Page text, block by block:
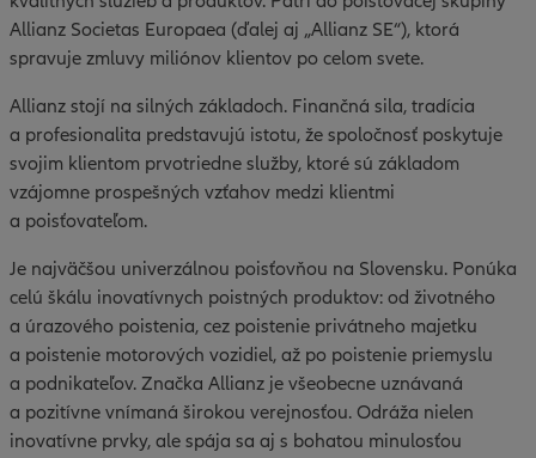
Allianz Societas Europaea (ďalej aj „Allianz SE“), ktorá
spravuje zmluvy miliónov klientov po celom svete.
Allianz stojí na silných základoch. Finančná sila, tradícia
a profesionalita predstavujú istotu, že spoločnosť poskytuje
svojim klientom prvotriedne služby, ktoré sú základom
vzájomne prospešných vzťahov medzi klientmi
a poisťovateľom.
Je najväčšou univerzálnou poisťovňou na Slovensku. Ponúka
celú škálu inovatívnych poistných produktov: od životného
a úrazového poistenia, cez poistenie privátneho majetku
a poistenie motorových vozidiel, až po poistenie priemyslu
a podnikateľov. Značka Allianz je všeobecne uznávaná
a pozitívne vnímaná širokou verejnosťou. Odráža nielen
inovatívne prvky, ale spája sa aj s bohatou minulosťou